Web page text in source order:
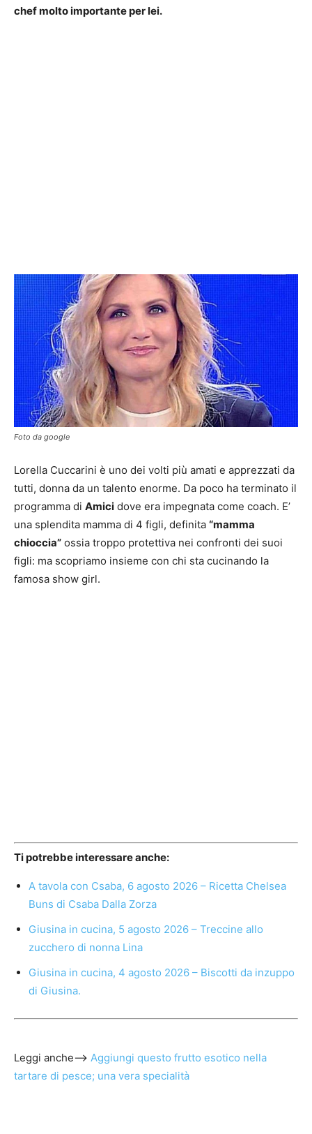
chef molto importante per lei.
Foto da google
Lorella Cuccarini è uno dei volti più amati e apprezzati da
tutti, donna da un talento enorme. Da poco ha terminato il
programma di Amici dove era impegnata come coach. E’
una splendita mamma di 4 figli, definita “mamma
chioccia” ossia troppo protettiva nei confronti dei suoi
figli: ma scopriamo insieme con chi sta cucinando la
famosa show girl.
Ti potrebbe interessare anche:
A tavola con Csaba, 6 agosto 2026 – Ricetta Chelsea
Buns di Csaba Dalla Zorza
Giusina in cucina, 5 agosto 2026 – Treccine allo
zucchero di nonna Lina
Giusina in cucina, 4 agosto 2026 – Biscotti da inzuppo
di Giusina.
Leggi anche–> Aggiungi questo frutto esotico nella
tartare di pesce; una vera specialità